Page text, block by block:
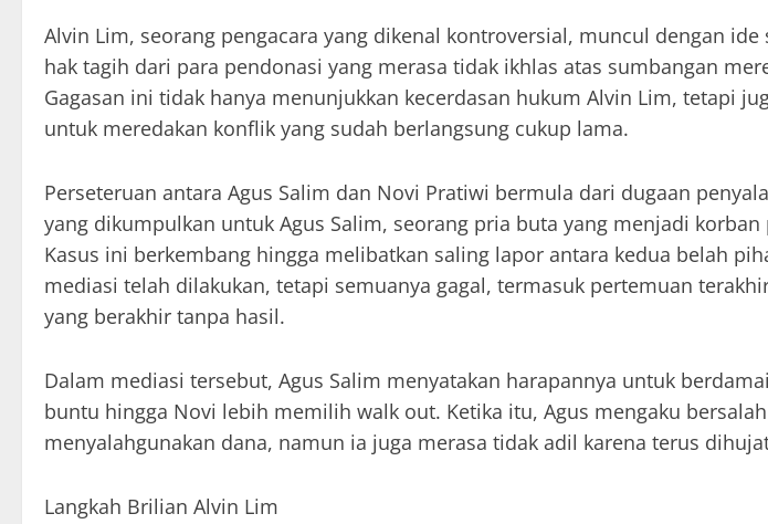
Alvin Lim, seorang pengacara yang dikenal kontroversial, muncul dengan
hak tagih dari para pendonasi yang merasa tidak ikhlas atas sumbangan
Gagasan ini tidak hanya menunjukkan kecerdasan hukum Alvin Lim, tetapi
untuk meredakan konflik yang sudah berlangsung cukup lama.
Perseteruan antara Agus Salim dan Novi Pratiwi bermula dari dugaan
yang dikumpulkan untuk Agus Salim, seorang pria buta yang menjadi
Kasus ini berkembang hingga melibatkan saling lapor antara kedua belah
mediasi telah dilakukan, tetapi semuanya gagal, termasuk pertemuan
yang berakhir tanpa hasil.
Dalam mediasi tersebut, Agus Salim menyatakan harapannya untuk
buntu hingga Novi lebih memilih walk out. Ketika itu, Agus mengaku
menyalahgunakan dana, namun ia juga merasa tidak adil karena terus
Langkah Brilian Alvin Lim